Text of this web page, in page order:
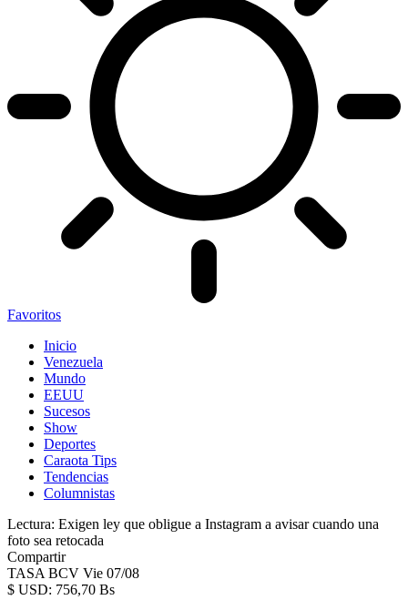
Favoritos
Inicio
Venezuela
Mundo
EEUU
Sucesos
Show
Deportes
Caraota Tips
Tendencias
Columnistas
Lectura: Exigen ley que obligue a Instagram a avisar cuando una
foto sea retocada
Compartir
TASA BCV Vie 07/08
$ USD: 756,70 Bs